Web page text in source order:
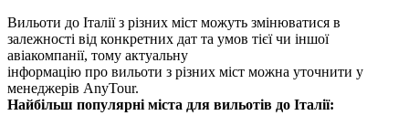
Вильоти до Італії з різних міст можуть змінюватися в
залежності від конкретних дат та умов тієї чи іншої
авіакомпанії, тому актуальну
інформацію про вильоти з різних міст можна уточнити у
менеджерів AnyTour.
Найбільш популярні міста для вильотів до Італії: